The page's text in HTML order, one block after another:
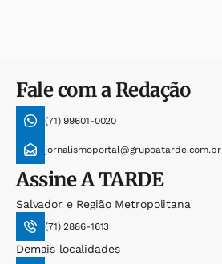
Fale com a Redação
(71) 99601-0020
jornalismoportal@grupoatarde.com.br
AssineA TARDE
Salvador e Região Metropolitana
(71) 2886-1613
Demais localidades